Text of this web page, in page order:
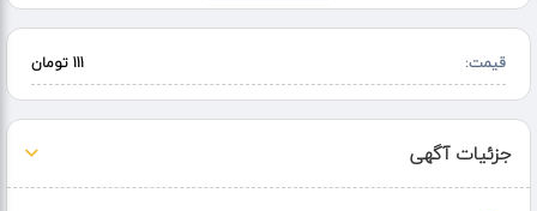
ادرس : کرج شهرک صنعتی کمالشهر
سیکلون ، سیکلون شن و ماسه ، هیدروسیکلون، هیدروسیکلون تمام پلی
یورتان، سیکلون گریز از مرکز، کلاستر، خوشه، سایکلون پلی اورتان، سیکلون
فلزی شن و ماسه، هیدروسیکلون پلی یورتان، سیکلون معدن
Advertisement.nasiko@gmail.com
قیمت: 111 تومان
جزئیات آگهی